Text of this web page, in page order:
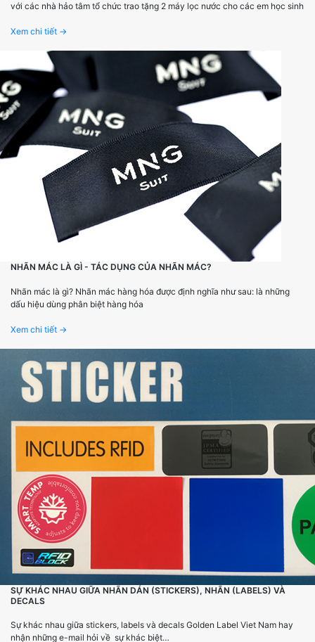
với các nhà hảo tâm tổ chức trao tặng 2 máy lọc nước cho các em học sinh
Xem chi tiết →
NHÃN MÁC LÀ GÌ - TÁC DỤNG CỦA NHÃN MÁC?
Nhãn mác là gì? Nhãn mác hàng hóa được định nghĩa như sau: là những
dấu hiệu dùng phân biệt hàng hóa
Xem chi tiết →
SỰ KHÁC NHAU GIỮA NHÃN DÁN (STICKERS), NHÃN (LABELS) VÀ
DECALS
Sự khác nhau giữa stickers, labels và decals Golden Label Viet Nam hay
nhận những e-mail hỏi về sự khác biệt…